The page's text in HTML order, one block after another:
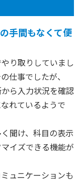
手間もなくて便
り取りしていまし
仕事でしたが、
ら入力状況を確認
れているようで
聞け、科目の表示
イズできる機能が
ュニケーションも